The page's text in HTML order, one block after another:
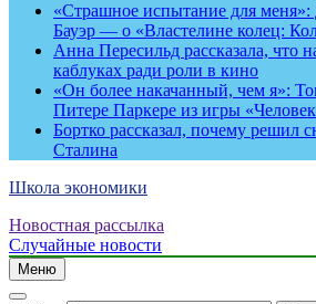
«Страшное испытание для
Бауэр — о «Властелине колец:
Анна Пересильд рассказала, что
каблуках ради роли в кино
«Он более накачанный, чем я»:
Питере Паркере из игры
Бортко рассказал, почему решил
Сталина
Школа экономики
Новостная рассылка
Случайные новости
Меню